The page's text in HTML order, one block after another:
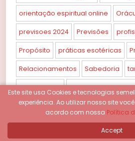
orientação espiritual online
previsoes 2024 Previsões
Propósito práticas esotéricas
Relacionamentos Sabedoria
Tarot Cigano Tarot Cigano Online
Tarólogo Tarô Online
Este site usa Cookies e tecnologias
experiência. Ao utilizar nosso site
acordo com nossa Política
Accept